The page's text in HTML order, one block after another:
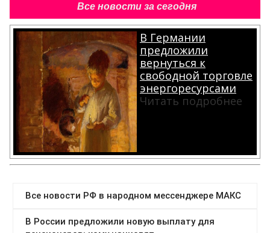
Все новости за сегодня
В Германии
предложили
вернуться к
свободной торговле
энергоресурсами
Читать подробнее